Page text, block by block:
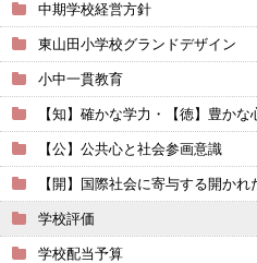
中期学校経営方針
東山田小学校グランドデザイン
小中一貫教育
【知】確かな学力・【徳】豊か
【公】公共心と社会参画意識
【開】国際社会に寄与する開かれ
学校評価
学校配当予算